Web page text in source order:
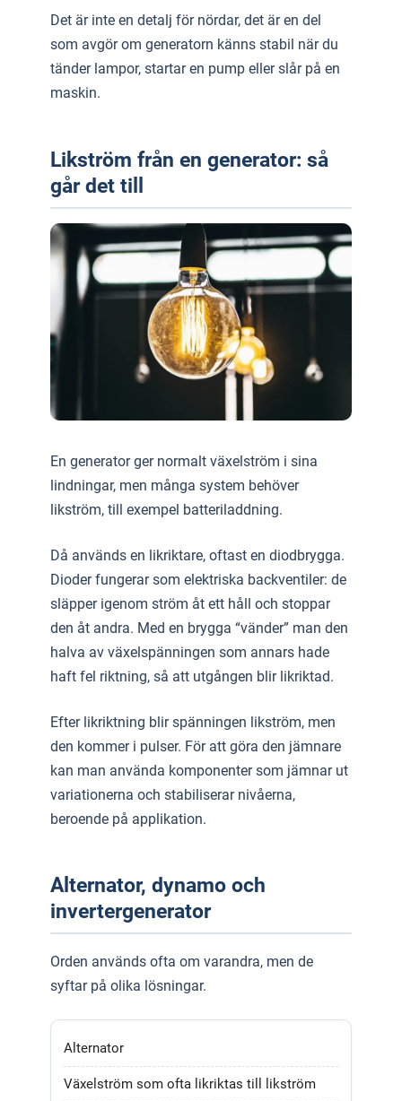
Det är inte en detalj för nördar, det är en del
som avgör om generatorn känns stabil när du
tänder lampor, startar en pump eller slår på en
maskin.
Likström från en generator: så
går det till
En generator ger normalt växelström i sina
lindningar, men många system behöver
likström, till exempel batteriladdning.
Då används en likriktare, oftast en diodbrygga.
Dioder fungerar som elektriska backventiler: de
släpper igenom ström åt ett håll och stoppar
den åt andra. Med en brygga “vänder” man den
halva av växelspänningen som annars hade
haft fel riktning, så att utgången blir likriktad.
Efter likriktning blir spänningen likström, men
den kommer i pulser. För att göra den jämnare
kan man använda komponenter som jämnar ut
variationerna och stabiliserar nivåerna,
beroende på applikation.
Alternator, dynamo och
invertergenerator
Orden används ofta om varandra, men de
syftar på olika lösningar.
Alternator
Växelström som ofta likriktas till likström